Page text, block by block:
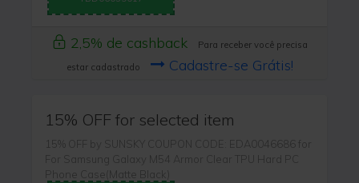
2,5% de cashback
Para receber você precisa
estar cadastrado
Cadastre-se Grátis!
15% OFF for selected item
15% OFF by SUNSKY COUPON CODE: EDA0046686 for
For Samsung Galaxy M54 Armor Clear TPU Hard PC
Phone Case(Matte Black)